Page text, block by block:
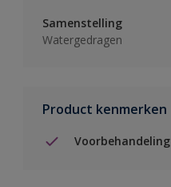
Samenstelling
Watergedragen
Product kenmerken
Voorbehandeling